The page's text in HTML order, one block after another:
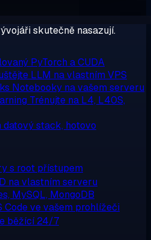
skutečně nasazují.
PyTorch a CUDA
LLM na vlastním VPS
Notebooky na vašem serveru
Trénujte na L4, L40S,
datový stack, hotovo
s root přístupem
na vlastním serveru
MySQL, MongoDB
Code ve vašem prohlížeči
běžící 24/7